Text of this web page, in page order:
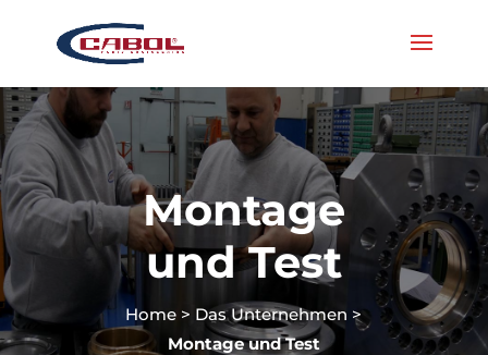
Montage
und Test
Home > Das Unternehmen >
Montage und Test